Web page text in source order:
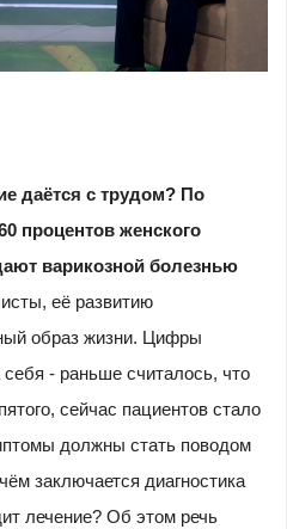
даётся с трудом? По
процентов женского
варикозной болезнью
её развитию
образ жизни. Цифры
себя - раньше считалось, что
сейчас пациентов стало
должны стать поводом
заключается диагностика
лечение? Об этом речь